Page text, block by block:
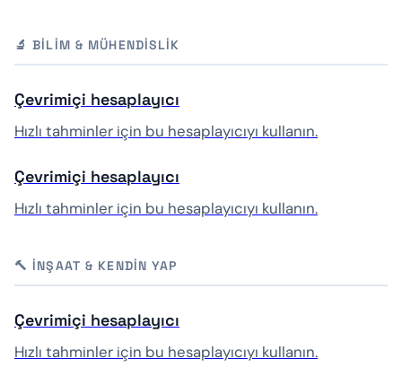
🔬 BILIM & MÜHENDISLIK
Çevrimiçi hesaplayıcı
Hızlı tahminler için bu hesaplayıcıyı kullanın.
Çevrimiçi hesaplayıcı
Hızlı tahminler için bu hesaplayıcıyı kullanın.
🔨 İNŞAAT & KENDIN YAP
Çevrimiçi hesaplayıcı
Hızlı tahminler için bu hesaplayıcıyı kullanın.